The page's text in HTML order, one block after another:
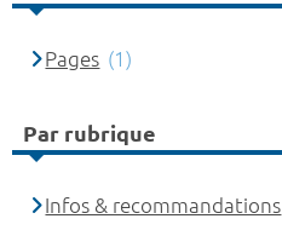
Pages (1)
Par rubrique
Infos & recommandations